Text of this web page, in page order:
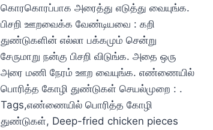
கொரகொரப்பாக அரைத்து எடுத்து வையுங்க.
பிசறி ஊறவைக்க வேண்டியவை : கறி
துண்டுகளின் எல்லா பக்கமும் சென்று
சேருமாறு நன்கு பிசறி விடுங்க. அதை ஒரு
அரை மணி நேரம் ஊற வையுங்க. எண்ணையில்
பொரித்த கோழி துண்டுகள் செயல்முறை : .
Tags,எண்ணையில் பொரித்த கோழி
துண்டுகள், Deep-fried chicken pieces